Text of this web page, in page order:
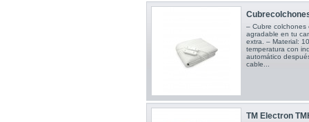
– Cubre colchones
agradable en tu
extra. – Material:
temperatura con
automático
cable...
TM Electron